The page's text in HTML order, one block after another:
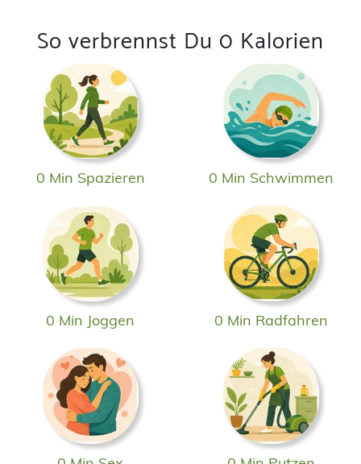
So verbrennst Du 0 Kalorien
0 Min Spazieren 0 Min Schwimmen
0 Min Joggen 0 Min Radfahren